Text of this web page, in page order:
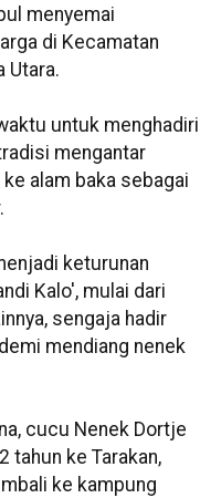
menyemai
di Kecamatan
Utara.
untuk menghadiri
mengantar
alam baka sebagai
keturunan
Kalo', mulai dari
sengaja hadir
mendiang nenek
cucu Nenek Dortje
tahun ke Tarakan,
ke kampung